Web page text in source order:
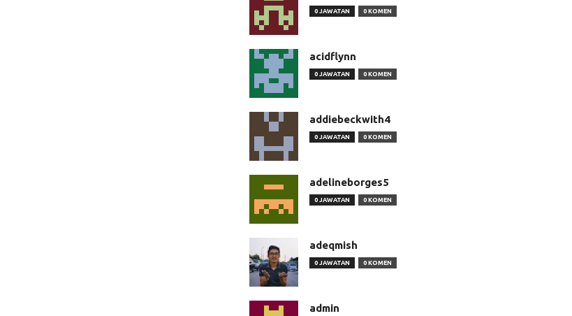
0 JAWATAN 0 KOMEN
acidflynn
0 JAWATAN 0 KOMEN
addiebeckwith4
0 JAWATAN 0 KOMEN
adelineborges5
0 JAWATAN 0 KOMEN
adeqmish
0 JAWATAN 0 KOMEN
admin